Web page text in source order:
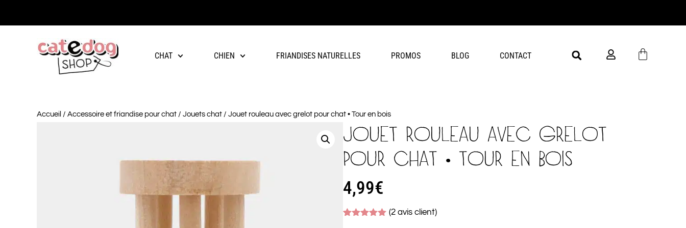
-10% à partir de 60€ d'achat
CHAT
CHIEN FRIANDISES NATURELLES PROMOS BLOG CONTACT
Accueil / Accessoire et friandise pour chat / Jouets chat / Jouet rouleau avec grelot pour chat • Tour en bois
JOUET ROULEAU AVEC GRELOT
POUR CHAT • TOUR EN BOIS
4,99€
(2 avis client)